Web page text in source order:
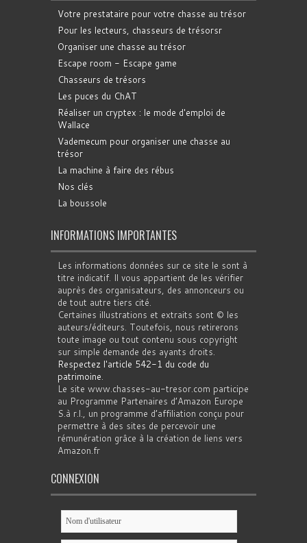
Votre prestataire pour votre chasse au trésor
Pour les lecteurs, chasseurs de trésorsr
Organiser une chasse au trésor
Escape room - Escape game
Chasseurs de trésors
Les puces du ChAT
Réaliser un cryptex : le mode d'emploi de
Wallace
Vademecum pour organiser une chasse au
trésor
La machine à faire des rébus
Nos clés
La boussole
INFORMATIONS IMPORTANTES
Les informations données sur ce site le sont à
titre indicatif. Il vous appartient de les vérifier
auprès des organisateurs, des annonceurs ou
de tout autre tiers cité.
Certaines illustrations et extraits sont © les
auteurs/éditeurs. Toutefois, nous retirerons
toute image ou tout contenu sous copyright
sur simple demande des ayants droits.
Respectez l'article 542-1 du code du
patrimoine.
Le site www.chasses-au-tresor.com participe
au Programme Partenaires d’Amazon Europe
S.à r.l., un programme d’affiliation conçu pour
permettre à des sites de percevoir une
rémunération grâce à la création de liens vers
Amazon.fr
CONNEXION